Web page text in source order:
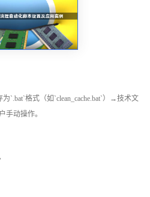
格式（如`clean_cache.bat`）→技术文
手动操作。